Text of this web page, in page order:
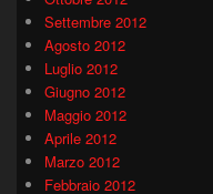
Settembre 2012
Agosto 2012
Luglio 2012
Giugno 2012
Maggio 2012
Aprile 2012
Marzo 2012
Febbraio 2012